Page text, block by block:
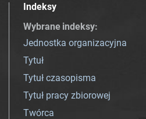
Indeksy
Wybrane indeksy:
Jednostka organizacyjna
Tytuł
Tytuł czasopisma
Tytuł pracy zbiorowej
Twórca